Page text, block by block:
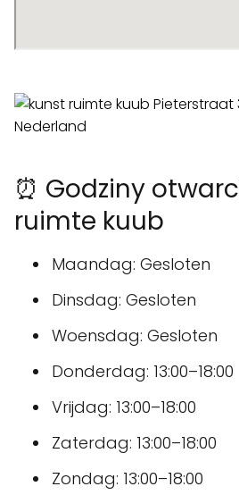
⏰ Godziny
ruimte kuub
Maandag: Gesloten
Dinsdag: Gesloten
Woensdag: Gesloten
Donderdag: 13:00–18:00
Vrijdag: 13:00–18:00
Zaterdag: 13:00–18:00
Zondag: 13:00–18:00